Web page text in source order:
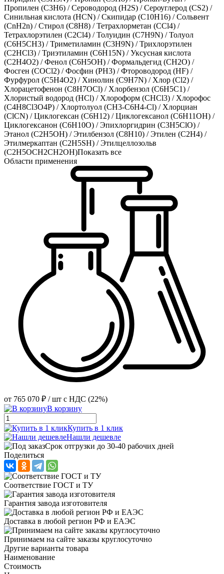
Пропилен (C3H6) /Сероводород (H2S) /Сероуглерод (СS2) /
Синильная кислота (HCN) /Скипидар (С10Н16) /Сольвент
(СnН2n) /Стирол (С8Н8) /Тетрахлорметан (CCl4) /
Тетрахлорэтилен (C2Cl4) /Толуидин (C7H9N) /Толуол
(C6H5CH3) /Триметиламин (C3H9N) /Трихлорэтилен
(C2HCl3) /Триэтиламин (C6H15N) /Уксусная кислота
(C2H4O2) /Фенол (C6H5OH) /Формальдегид (CH2O) /
Фосген (СОCl2) /Фосфин (PH3) /Фтороводород (HF) /
Фурфурол (C5H4O2) / Хинолин (C9H7N) / Хлор (Cl2) /
Хлорацетофенон (C8H7OCl) / Хлорбензол (С6Н5С1) /
Хлористый водород (HCl) / Хлороформ (CHCl3) / Хлорофос
(C4H8Cl3O4P) / Хлортолуол (СH3-С6Н4-Cl) / Хлорциан
(ClCN) /Циклогексан (C6H12) /Циклогексанол (C6H11OH) /
Циклогексанон (C6H10O) /Эпихлоргидрин (С3H5ClO) /
Этанол (C2H5OH) /Этилбензол (C8H10) /Этилен (C2H4) /
Этилмеркаптан (C2H5SH) /Этилцеллозольв
(C2H5OCH2CH2OH)Показать все
Области применения
от 765 070 ₽ / шт с НДС (22%)
В корзину
Купить в 1 клик
Нашли дешевле
Срок отгрузки до 30-40 рабочих дней
Поделиться
Соответствие ГОСТ и ТУ
Гарантия завода изготовителя
Доставка в любой регион РФ и ЕАЭС
Принимаем на сайте заказы круглосуточно
Другие варианты товара
Наименование
Стоимость